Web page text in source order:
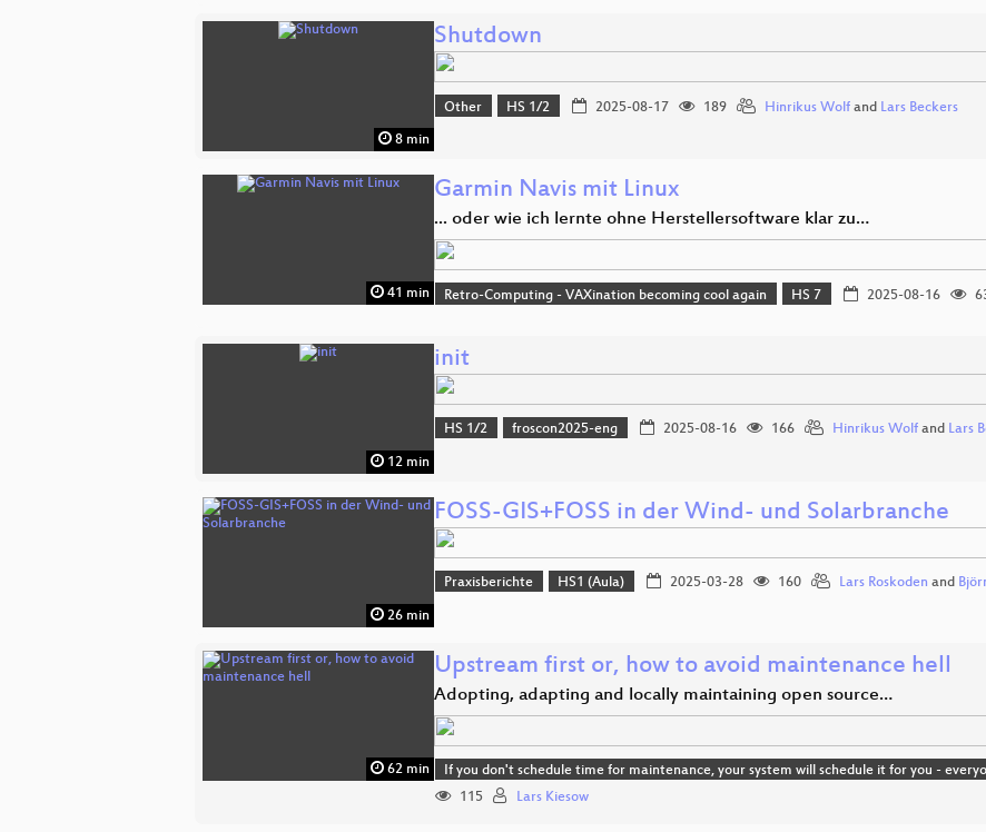
8 min
Shutdown
Other HS 1/2 2025-08-17 189 Hinrikus Wolfand Lars Beckers
41 min
Garmin Navis mit Linux
... oder wie ich lernte ohne Herstellersoftware klar zu…
Retro-Computing - VAXination becoming cool again HS 7 2025-08-16
12 min
init
HS 1/2 froscon2025-eng 2025-08-16 166 Hinrikus Wolfand Lars
26 min
FOSS-GIS+FOSS in der Wind- und Solarbranche
Praxisberichte HS1 (Aula) 2025-03-28 160 Lars Roskoden and
62 min
Upstream first or, how to avoid maintenance hell
Adopting, adapting and locally maintaining open source…
If you don't schedule time for maintenance, your system will schedule it for you -
115
Lars Kiesow